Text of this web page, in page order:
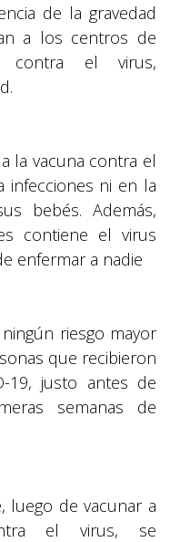
de la gravedad
a los centros de
contra el virus,
la vacuna contra el
infecciones ni en la
bebés. Además,
contiene el virus
enfermar a nadie
riesgo mayor
que recibieron
19, justo antes de
semanas de
luego de vacunar a
el virus, se